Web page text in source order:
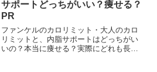
サポートどっちがいい？痩せる？
PR
ファンケルのカロリミット・大人のカロ
リミットと、内脂サポートはどっちがい
いの？本当に痩せる？実際にどれも長期